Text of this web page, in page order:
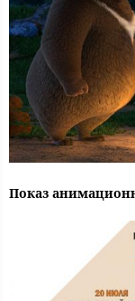
Показ